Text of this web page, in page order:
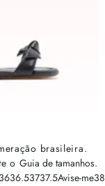
brasileira.
o Guia de tamanhos.
3636.53737.5Avise-me38